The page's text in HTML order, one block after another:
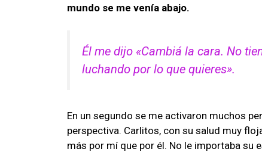
mundo se me venía abajo.
Él me dijo «Cambiá la cara. No
luchando por lo que quieres».
En un segundo se me activaron muchos
perspectiva. Carlitos, con su salud muy
más por mí que por él. No le importaba su